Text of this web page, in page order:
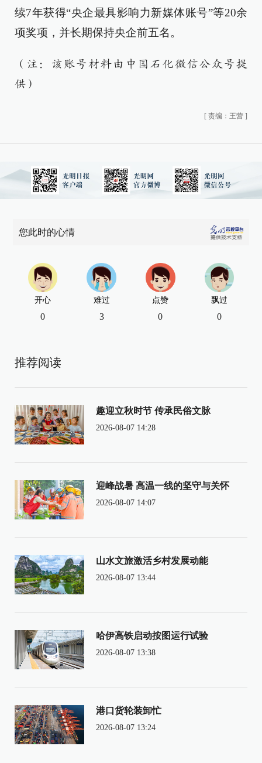
续7年获得“央企最具影响力新媒体账号”等20余
项奖项，并长期保持央企前五名。
（注：该账号材料由中国石化微信公众号提
供）
[ 责编：王营 ]
您此时的心情
开心
0
难过
3
点赞
0
飘过
0
推荐阅读
趣迎立秋时节 传承民俗文脉
2026-08-07 14:28
迎峰战暑 高温一线的坚守与关怀
2026-08-07 14:07
山水文旅激活乡村发展动能
2026-08-07 13:44
哈伊高铁启动按图运行试验
2026-08-07 13:38
港口货轮装卸忙
2026-08-07 13:24